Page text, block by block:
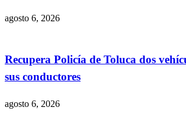
agosto 6, 2026
Recupera Policía de Toluca dos
sus conductores
agosto 6, 2026